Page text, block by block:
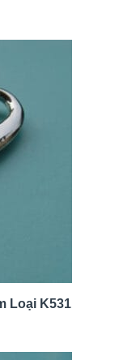
Loại K531